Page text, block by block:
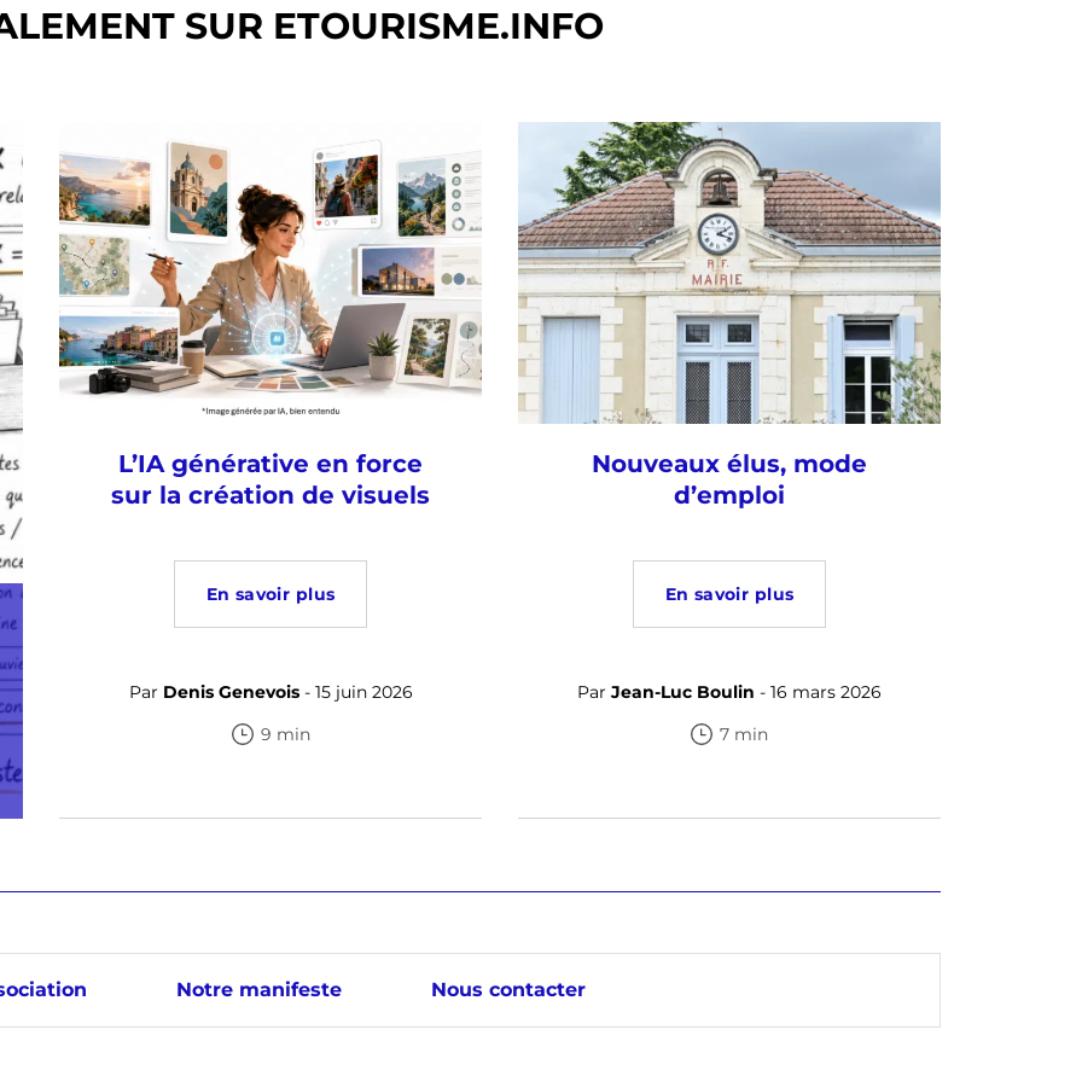
SUR ETOURISME.INFO
L’IA générative en force
sur la création de visuels
En savoir plus
Par Denis Genevois- 15 juin 2026
9 min
Nouveaux élus, mode
d’emploi
En savoir plus
Par Jean-Luc Boulin - 16 mars 2026
7 min
Notre manifeste Nous contacter